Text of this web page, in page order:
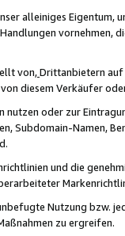
alleiniges
vornehmen,
von,Drittanbietern auf
diesem Verkäufer
nutzen oder zur
Subdomain-Namen,
und die
Nutzung bzw.
zu ergreifen.